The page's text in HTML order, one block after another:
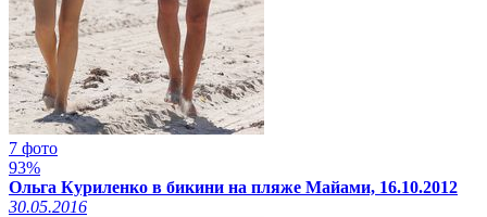
7 фото
93%
Ольга Куриленко в бикини на пляже Майами, 16.10.2012
30.05.2016